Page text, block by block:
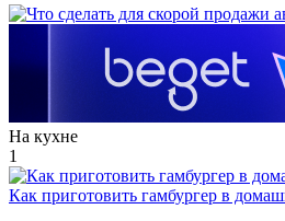
На кухне
1
Как приготовить гамбургер в